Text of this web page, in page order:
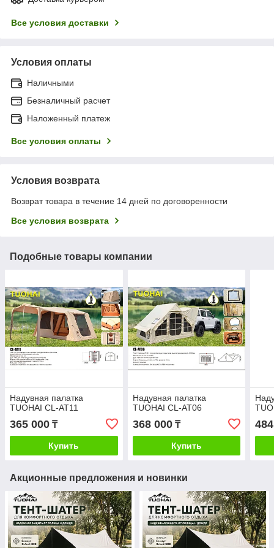
Все условия доставки
Условия оплаты
Наличными
Безналичный расчет
Наложенный платеж
Все условия оплаты
Условия возврата
Возврат товара в течение 14 дней по договоренности
Все условия возврата
Подобные товары компании
Надувная палатка
TUOHAI CL-АТ11
365 000 ₸
Купить
Надувная палатка
TUOHAI CL-AT06
368 000₸
Купить
Акционные предложения и новинки